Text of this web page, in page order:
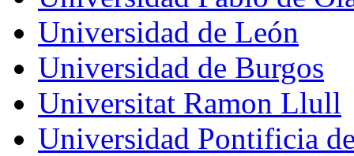
Universidad de León
Universidad de Burgos
Universitat Ramon Llull
Universidad Pontificia